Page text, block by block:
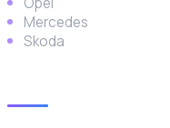
Mercedes
Skoda